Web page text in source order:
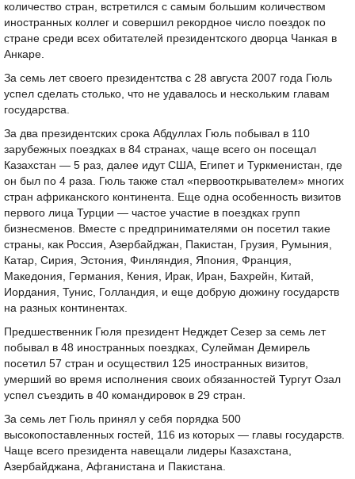
количество стран, встретился с самым большим количеством
иностранных коллег и совершил рекордное число поездок по
стране среди всех обитателей президентского дворца Чанкая в
Анкаре.
За семь лет своего президентства с 28 августа 2007 года Гюль
успел сделать столько, что не удавалось и нескольким главам
государства.
За два президентских срока Абдуллах Гюль побывал в 110
зарубежных поездках в 84 странах, чаще всего он посещал
Казахстан — 5 раз, далее идут США, Египет и Туркменистан, где
он был по 4 раза. Гюль также стал «первооткрывателем» многих
стран африканского континента. Еще одна особенность визитов
первого лица Турции — частое участие в поездках групп
бизнесменов. Вместе с предпринимателями он посетил такие
страны, как Россия, Азербайджан, Пакистан, Грузия, Румыния,
Катар, Сирия, Эстония, Финляндия, Япония, Франция,
Македония, Германия, Кения, Ирак, Иран, Бахрейн, Китай,
Иордания, Тунис, Голландия, и еще добрую дюжину государств
на разных континентах.
Предшественник Гюля президент Недждет Сезер за семь лет
побывал в 48 иностранных поездках, Сулейман Демирель
посетил 57 стран и осуществил 125 иностранных визитов,
умерший во время исполнения своих обязанностей Тургут Озал
успел съездить в 40 командировок в 29 стран.
За семь лет Гюль принял у себя порядка 500
высокопоставленных гостей, 116 из которых — главы государств.
Чаще всего президента навещали лидеры Казахстана,
Азербайджана, Афганистана и Пакистана.